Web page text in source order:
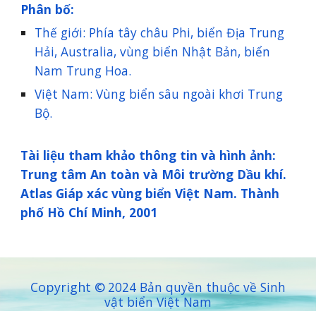
Phân bố:
Thế giới: Phía tây châu Phi, biển Địa Trung
Hải, Australia, vùng biển Nhật Bản, biển
Nam Trung Hoa.
Việt Nam: Vùng biển sâu ngoài khơi Trung
Bộ.
Tài liệu tham khảo thông tin và hình ảnh:
Trung tâm An toàn và Môi trường Dầu khí.
Atlas Giáp xác vùng biển Việt Nam. Thành
phố Hồ Chí Minh, 2001
Copyright © 2024 Bản quyền thuộc về Sinh
vật biển Việt Nam